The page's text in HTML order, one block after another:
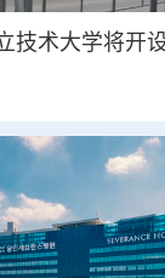
技术大学将开